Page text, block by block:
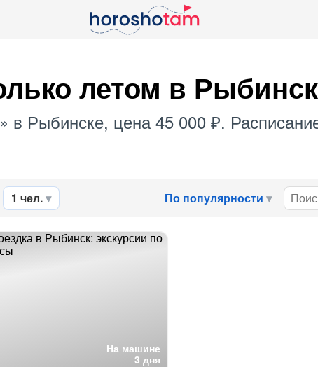
летом в
» в Рыбинске, цена 45 000 ₽.
1 чел. По популярности
На машине
3 дня